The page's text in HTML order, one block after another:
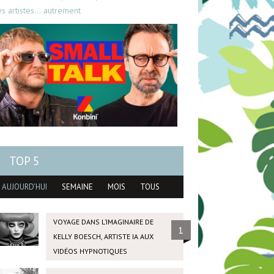
artistes… autrement
TOP 5
AUJOURD'HUI SEMAINE MOIS TOUS
VOYAGE DANS L’IMAGINAIRE DE
KELLY BOESCH, ARTISTE IA AUX
VIDÉOS HYPNOTIQUES
1